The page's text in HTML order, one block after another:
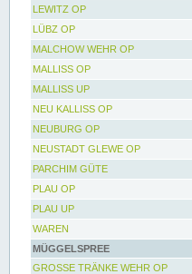
LEWITZ OP
LÜBZ OP
MALCHOW WEHR OP
MALLISS OP
MALLISS UP
NEU KALLISS OP
NEUBURG OP
NEUSTADT GLEWE OP
PARCHIM GÜTE
PLAU OP
PLAU UP
WAREN
MÜGGELSPREE
GROSSE TRÄNKE WEHR OP